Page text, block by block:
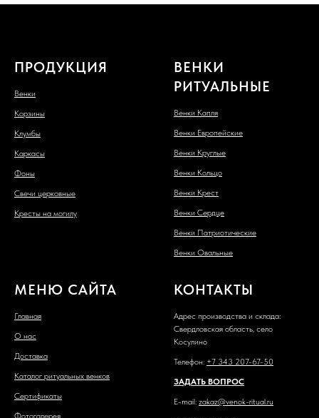
ПРОДУКЦИЯ
Венки
Корзины
Клумбы
Каркасы
Фоны
Свечи церковные
Кресты на могилу
ВЕНКИ
РИТУАЛЬНЫЕ
Венки Капля
Венки Европейские
Венки Круглые
Венки Кольцо
Венки Крест
Венки Сердце
Венки Патриотические
Венки Овальные
МЕНЮ САЙТА
Главная
О нас
Доставка
Каталог ритуальных венков
Сертификаты
Фотогалерея
КОНТАКТЫ
Адрес производства и склада:
Свердловская область, село
Косулино
Телефон: +7 343 207-67-50
ЗАДАТЬ ВОПРОС
E-mail: zakaz@venok-ritual.ru